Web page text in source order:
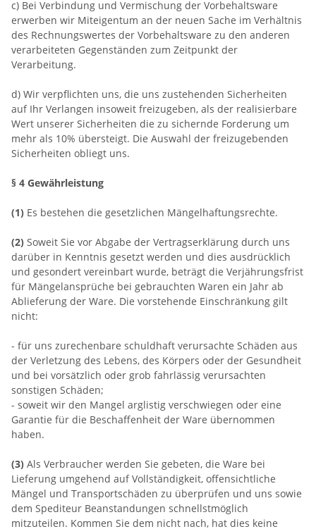
c) Bei Verbindung und Vermischung der Vorbehaltsware
erwerben wir Miteigentum an der neuen Sache im Verhältnis
des Rechnungswertes der Vorbehaltsware zu den anderen
verarbeiteten Gegenständen zum Zeitpunkt der
Verarbeitung.
d) Wir verpflichten uns, die uns zustehenden Sicherheiten
auf Ihr Verlangen insoweit freizugeben, als der realisierbare
Wert unserer Sicherheiten die zu sichernde Forderung um
mehr als 10% übersteigt. Die Auswahl der freizugebenden
Sicherheiten obliegt uns.
§ 4 Gewährleistung
(1) Es bestehen die gesetzlichen Mängelhaftungsrechte.
(2) Soweit Sie vor Abgabe der Vertragserklärung durch uns
darüber in Kenntnis gesetzt werden und dies ausdrücklich
und gesondert vereinbart wurde, beträgt die Verjährungsfrist
für Mängelansprüche bei gebrauchten Waren ein Jahr ab
Ablieferung der Ware. Die vorstehende Einschränkung gilt
nicht:
- für uns zurechenbare schuldhaft verursachte Schäden aus
der Verletzung des Lebens, des Körpers oder der Gesundheit
und bei vorsätzlich oder grob fahrlässig verursachten
sonstigen Schäden;
- soweit wir den Mangel arglistig verschwiegen oder eine
Garantie für die Beschaffenheit der Ware übernommen
haben.
(3) Als Verbraucher werden Sie gebeten, die Ware bei
Lieferung umgehend auf Vollständigkeit, offensichtliche
Mängel und Transportschäden zu überprüfen und uns sowie
dem Spediteur Beanstandungen schnellstmöglich
mitzuteilen. Kommen Sie dem nicht nach, hat dies keine